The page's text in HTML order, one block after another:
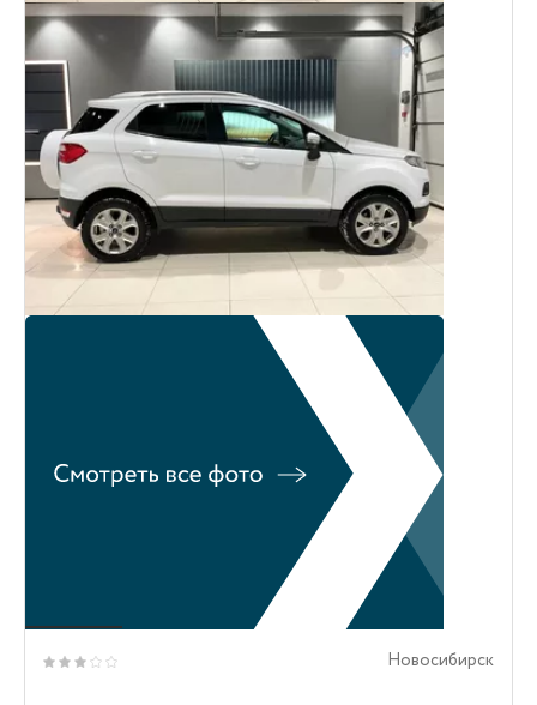
Новосибирск